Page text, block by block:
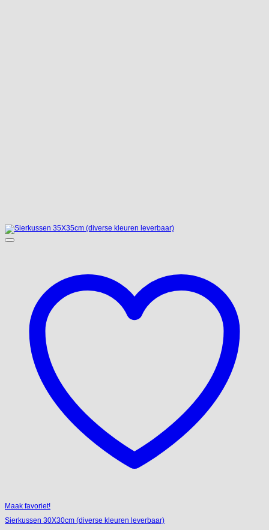
Maak favoriet!
Sierkussen 30X30cm (diverse kleuren leverbaar)